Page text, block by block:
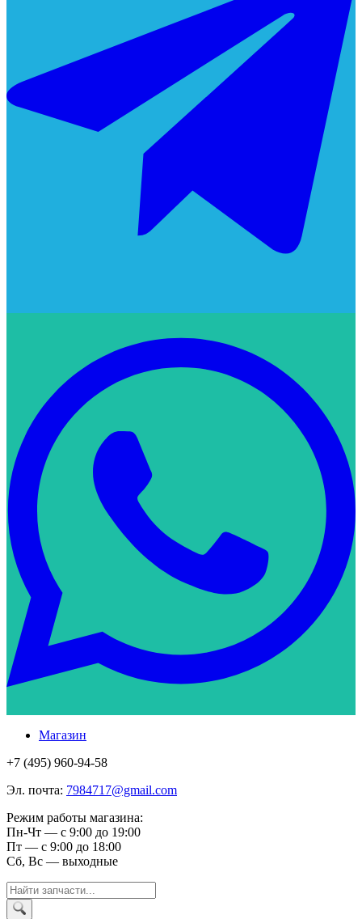
Магазин
+7 (495) 960-94-58
Эл. почта: 7984717@gmail.com
Режим работы магазина:
Пн-Чт — с 9:00 до 19:00
Пт — с 9:00 до 18:00
Сб, Вс — выходные